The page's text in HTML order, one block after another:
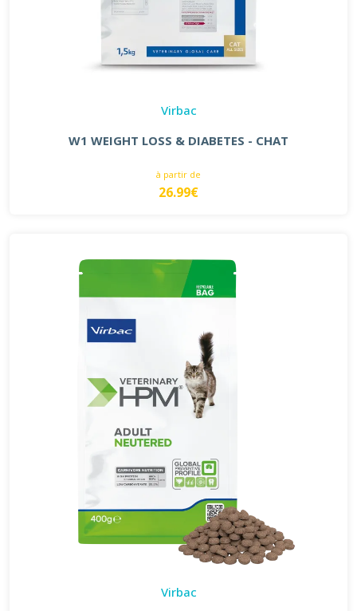
Virbac
W1 WEIGHT LOSS & DIABETES - CHAT
à partir de
26.99€
Virbac